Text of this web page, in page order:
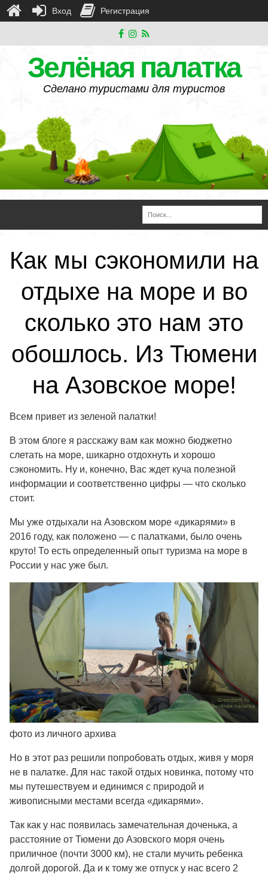
Зелёная палатка
Сделано туристами для туристов
Как мы сэкономили на
отдыхе на море и во
сколько это нам это
обошлось. Из Тюмени
на Азовское море!
Всем привет из зеленой палатки!
В этом блоге я расскажу вам как можно бюджетно
слетать на море, шикарно отдохнуть и хорошо
сэкономить. Ну и, конечно, Вас ждет куча полезной
информации и соответственно цифры — что сколько
стоит.
Мы уже отдыхали на Азовском море «дикарями» в
2016 году, как положено — с палатками, было очень
круто! То есть определенный опыт туризма на море в
России у нас уже был.
фото из личного архива
Но в этот раз решили попробовать отдых, живя у моря
не в палатке. Для нас такой отдых новинка, потому что
мы путешествуем и единимся с природой и
живописными местами всегда «дикарями».
Так как у нас появилась замечательная доченька, а
расстояние от Тюмени до Азовского моря очень
приличное (почти 3000 км), не стали мучить ребенка
долгой дорогой. Да и к тому же отпуск у нас всего 2
Вход Регистрация